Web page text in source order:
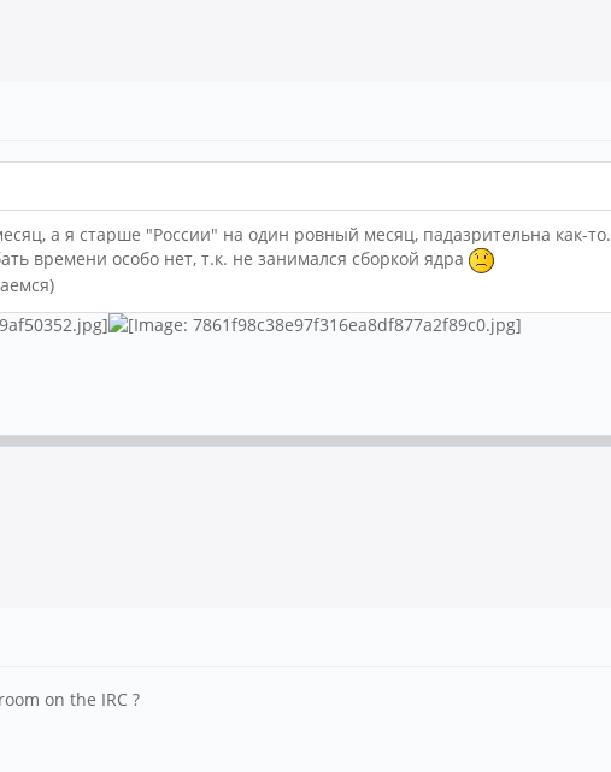
а я старше "России" на один ровный месяц, падазрительна как-то.
времени особо нет, т.к. не занимался сборкой ядра
on the IRC ?